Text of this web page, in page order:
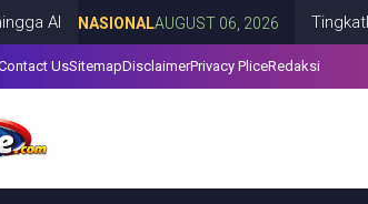
NASIONALAUGUST 06, 2026 Tingkatkan
UsSitemapDisclaimerPrivacy PliceRedaksi